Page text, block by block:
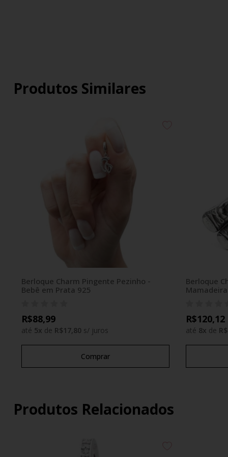
Produtos Similares
Berloque Charm Pingente Pezinho -
Bebê em Prata 925
R$88,99
até 5x de R$17,80 s/ juros
Comprar
Berloque
R$120,12
até 8x de
Produtos Relacionados